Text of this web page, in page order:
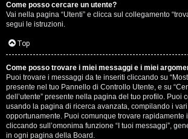
Come posso cercare un utente?
Vai nella pagina “Utenti” e clicca sul collegamento
segui le istruzioni.
Top
Come posso trovare i miei messaggi e i miei
Puoi trovare i messaggi da te inseriti cliccando su
presente nel tuo Pannello di Controllo Utente, e su
dell’utente” presente nella pagina del tuo profilo. Puoi
usando la pagina di ricerca avanzata, compilando i
opportunamente. Puoi comunque trovare rapidamente
cliccando sull’omonima funzione “I tuoi messaggi”,
in ogni pagina della Board.